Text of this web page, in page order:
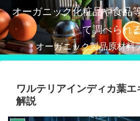
オーガニック化粧品や食品
て調べられ
オーガニック製品原材料
ワルテリアインディカ葉
解説